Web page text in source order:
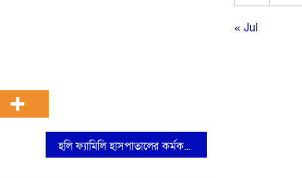
হলি ফ্যামিলি হাসপাতালের কর্মকর্তা খাইরুল হাসান মালের ইন্তেকাল
« Jul